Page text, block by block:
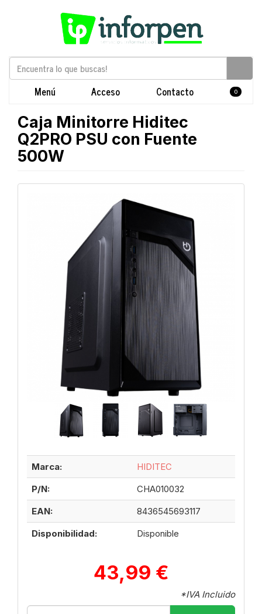
Menú Acceso Contacto 0
Caja Minitorre Hiditec
Q2PRO PSU con Fuente
500W
Marca:
HIDITEC
P/N:
CHA010032
EAN:
8436545693117
Disponibilidad:
Disponible
43,99 €
*IVA Incluido